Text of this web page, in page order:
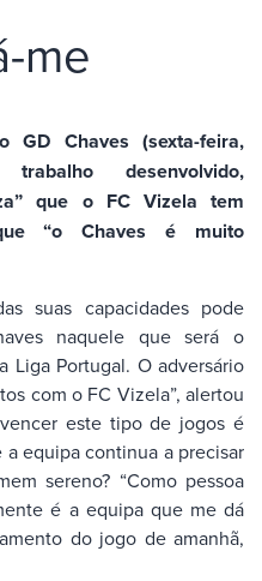
me
GD Chaves (sexta-feira,
desenvolvido,
que o FC Vizela tem
“o Chaves é muito
suas capacidades pode
naquele que será o
Liga Portugal. O adversário
com o FC Vizela”, alertou
este tipo de jogos é
equipa continua a precisar
sereno? “Como pessoa
é a equipa que me dá
do jogo de amanhã,